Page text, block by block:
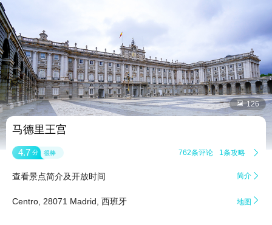
 126
马德里王宫
4.7 分 很棒 762条评论 1条攻略 
查看景点简介及开放时间 简介 
Centro, 28071 Madrid, 西班牙 地图 